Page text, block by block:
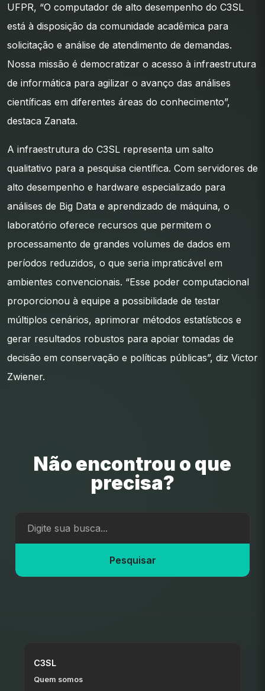
UFPR, “O computador de alto desempenho do C3SL
está à disposição da comunidade acadêmica para
solicitação e análise de atendimento de demandas.
Nossa missão é democratizar o acesso à infraestrutura
de informática para agilizar o avanço das análises
científicas em diferentes áreas do conhecimento”,
destaca Zanata.
A infraestrutura do C3SL representa um salto
qualitativo para a pesquisa científica. Com servidores de
alto desempenho e hardware especializado para
análises de Big Data e aprendizado de máquina, o
laboratório oferece recursos que permitem o
processamento de grandes volumes de dados em
períodos reduzidos, o que seria impraticável em
ambientes convencionais. “Esse poder computacional
proporcionou à equipe a possibilidade de testar
múltiplos cenários, aprimorar métodos estatísticos e
gerar resultados robustos para apoiar tomadas de
decisão em conservação e políticas públicas”, diz Victor
Zwiener.
Não encontrou o que
precisa?
Pesquisar
C3SL
Quem somos